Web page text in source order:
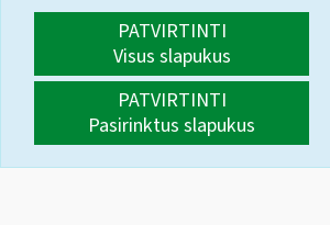
PATVIRTINTI
Visus slapukus
PATVIRTINTI
Pasirinktus slapukus